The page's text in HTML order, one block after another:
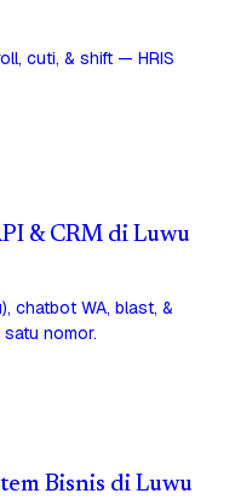
cuti, & shift — HRIS
& CRM di Luwu
chatbot WA, blast, &
nomor.
Bisnis di Luwu